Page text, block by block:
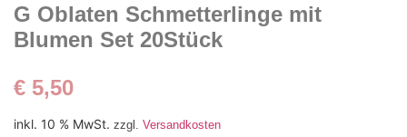
G Oblaten Schmetterlinge mit
Blumen Set 20Stück
€ 5,50
inkl. 10 % MwSt. zzgl. Versandkosten